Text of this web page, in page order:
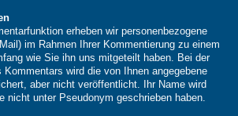
erheben wir personenbezogene
im Rahmen Ihrer Kommentierung zu einem
wie Sie ihn uns mitgeteilt haben. Bei der
Kommentars wird die von Ihnen angegebene
aber nicht veröffentlicht. Ihr Name wird
nicht unter Pseudonym geschrieben haben.